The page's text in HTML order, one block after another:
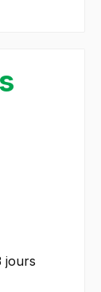
jours